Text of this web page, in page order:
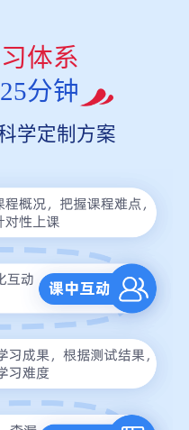
体系
分钟
学定制方案